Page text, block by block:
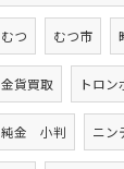
むつ むつ市
金貨買取 トロン
純金 小判 ニ